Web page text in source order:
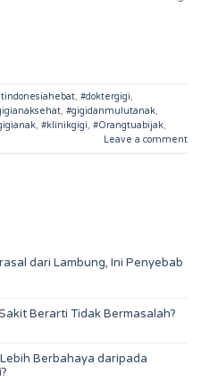
, #doktergigi,
, #gigidanmulutanak,
, #klinikgigi, #Orangtuabijak,
Leave a comment
dari Lambung, Ini Penyebab
Berarti Tidak Bermasalah?
Berbahaya daripada